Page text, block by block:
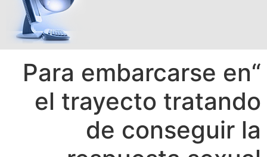
“Para embarcarse en
el trayecto tratando
de conseguir la